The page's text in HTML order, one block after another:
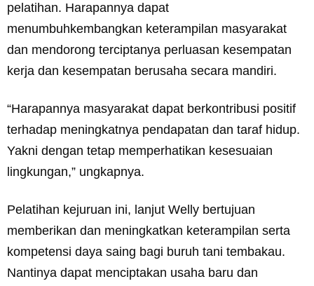
pelatihan. Harapannya dapat
menumbuhkembangkan keterampilan masyarakat
dan mendorong terciptanya perluasan kesempatan
kerja dan kesempatan berusaha secara mandiri.
“Harapannya masyarakat dapat berkontribusi positif
terhadap meningkatnya pendapatan dan taraf hidup.
Yakni dengan tetap memperhatikan kesesuaian
lingkungan,” ungkapnya.
Pelatihan kejuruan ini, lanjut Welly bertujuan
memberikan dan meningkatkan keterampilan serta
kompetensi daya saing bagi buruh tani tembakau.
Nantinya dapat menciptakan usaha baru dan